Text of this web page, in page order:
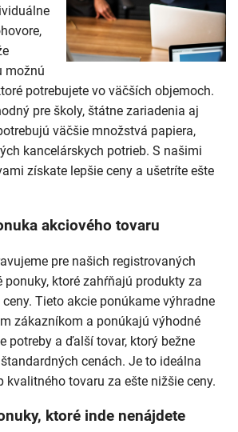
možnú
potrebujete vo väčších objemoch.
pre školy, štátne zariadenia aj
väčšie množstvá papiera,
kancelárskych potrieb. S našimi
získate lepšie ceny a ušetríte ešte
akciového tovaru
pre našich registrovaných
ktoré zahŕňajú produkty za
Tieto akcie ponúkame výhradne
zákazníkom a ponúkajú výhodné
potreby a ďalší tovar, ktorý bežne
cenách. Je to ideálna
kvalitného tovaru za ešte nižšie ceny.
ktoré inde nenájdete